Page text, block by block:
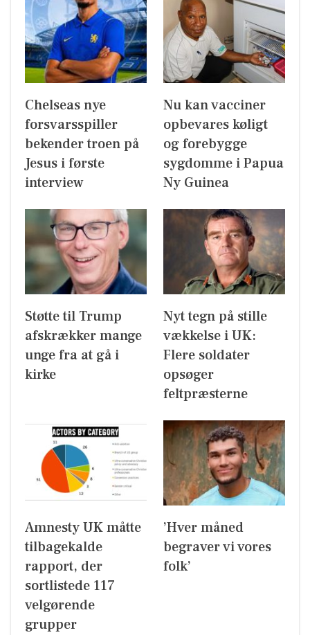
Chelseas nye
forsvarsspiller
bekender troen på
Jesus i første
interview
Nu kan vacciner
opbevares køligt
og forebygge
sygdomme i Papua
Ny Guinea
Støtte til Trump
afskrækker mange
unge fra at gå i
kirke
Nyt tegn på stille
vækkelse i UK:
Flere soldater
opsøger
feltpræsterne
Amnesty UK måtte
tilbagekalde
rapport, der
sortlistede 117
velgørende
grupper
’Hver måned
begraver vi vores
folk’